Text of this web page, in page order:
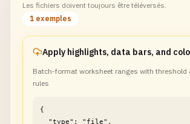
Les fichiers doivent toujours être téléversés.
1 exemples
Apply highlights, data bars, and
Batch-format worksheet ranges with threshold
rules
{